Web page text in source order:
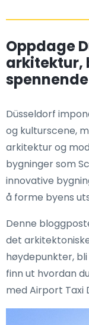
Oppdage
arkitektur,
Düsseldorf
og kulturscene,
arkitektur og
bygninger som
innovative
å forme byens
Denne
det
høydepunkter,
finn ut hvordan
med Airport Taxi